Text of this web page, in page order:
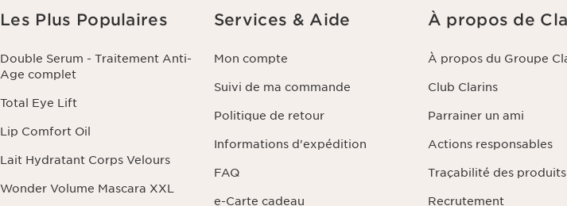
personnalisées et/ou pour gérer votre adhésion à notre
beauté personnalisé. Les données sont conservées
et de portabilité des informations vous concernant ainsi
traitement. Vous pouvez exercer ce droit en nous
Les Plus Populaires
Double Serum - Traitement Anti-
Age complet
Total Eye Lift
Lip Comfort Oil
Lait Hydratant Corps Velours
Wonder Volume Mascara XXL
Services & Aide
Mon compte
Suivi de ma commande
Politique de retour
Informations d'expédition
FAQ
e-Carte cadeau
À propos de
À propos du Groupe
Club Clarins
Parrainer un ami
Actions responsables
Traçabilité des produits
Recrutement